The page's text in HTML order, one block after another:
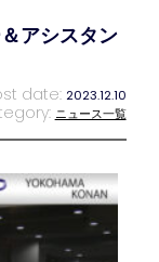
アシスタン
date: 2023.12.10
ニュース一覧